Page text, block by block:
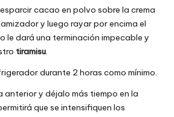
cacao en polvo sobre la crema
y luego rayar por encima el
le dará una terminación impecable y
tiramisu
durante 2 horas como mínimo.
anterior y déjalo más tiempo en la
que se intensifiquen los